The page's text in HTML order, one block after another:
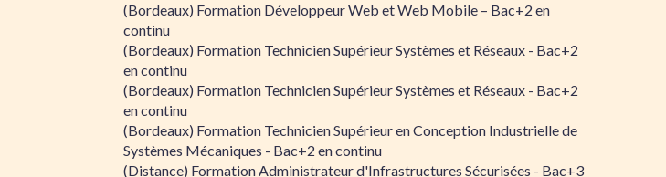
(Bordeaux) Formation Développeur Web et Web Mobile – Bac+2 en
continu
(Bordeaux) Formation Technicien Supérieur Systèmes et Réseaux - Bac+2
en continu
(Bordeaux) Formation Technicien Supérieur Systèmes et Réseaux - Bac+2
en continu
(Bordeaux) Formation Technicien Supérieur en Conception Industrielle de
Systèmes Mécaniques - Bac+2 en continu
(Distance) Formation Administrateur d'Infrastructures Sécurisées - Bac+3